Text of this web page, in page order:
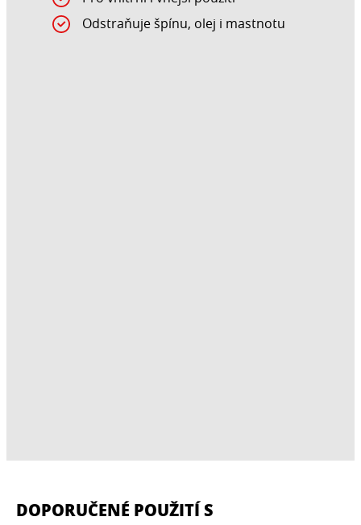
Odstraňuje špínu, olej i mastnotu
DOPORUČENÉ POUŽITÍ S